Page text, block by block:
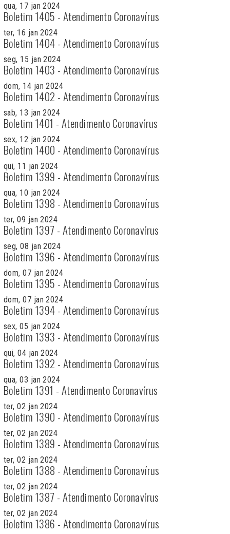
qua, 17 jan 2024
Boletim 1405 - Atendimento Coronavírus
ter, 16 jan 2024
Boletim 1404 - Atendimento Coronavírus
seg, 15 jan 2024
Boletim 1403 - Atendimento Coronavírus
dom, 14 jan 2024
Boletim 1402 - Atendimento Coronavírus
sab, 13 jan 2024
Boletim 1401 - Atendimento Coronavírus
sex, 12 jan 2024
Boletim 1400 - Atendimento Coronavírus
qui, 11 jan 2024
Boletim 1399 - Atendimento Coronavírus
qua, 10 jan 2024
Boletim 1398 - Atendimento Coronavírus
ter, 09 jan 2024
Boletim 1397 - Atendimento Coronavírus
seg, 08 jan 2024
Boletim 1396 - Atendimento Coronavírus
dom, 07 jan 2024
Boletim 1395 - Atendimento Coronavírus
dom, 07 jan 2024
Boletim 1394 - Atendimento Coronavírus
sex, 05 jan 2024
Boletim 1393 - Atendimento Coronavírus
qui, 04 jan 2024
Boletim 1392 - Atendimento Coronavírus
qua, 03 jan 2024
Boletim 1391 - Atendimento Coronavírus
ter, 02 jan 2024
Boletim 1390 - Atendimento Coronavírus
ter, 02 jan 2024
Boletim 1389 - Atendimento Coronavírus
ter, 02 jan 2024
Boletim 1388 - Atendimento Coronavírus
ter, 02 jan 2024
Boletim 1387 - Atendimento Coronavírus
ter, 02 jan 2024
Boletim 1386 - Atendimento Coronavírus